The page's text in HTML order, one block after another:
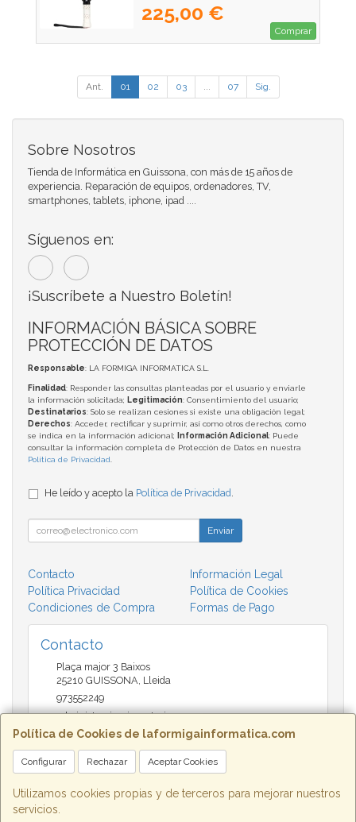
225,00 €
Comprar
Ant. 01 02 03 ... 07 Sig.
Política de Cookies de laformigainformatica.com
Configurar Rechazar Aceptar Cookies
Utilizamos cookies propias y de terceros para mejorar nuestros
servicios.
Sobre Nosotros
Tienda de Informática en Guissona, con más de 15 años de
experiencia. Reparación de equipos, ordenadores, TV,
smartphones, tablets, iphone, ipad ....
Síguenos en:
¡Suscríbete a Nuestro Boletín!
INFORMACIÓN BÁSICA SOBRE
PROTECCIÓN DE DATOS
Responsable: LA FORMIGA INFORMATICA S.L.
Finalidad: Responder las consultas planteadas por el usuario y enviarle
la información solicitada; Legitimación: Consentimiento del usuario;
Destinatarios: Solo se realizan cesiones si existe una obligación legal;
Derechos: Acceder, rectificar y suprimir, así como otros derechos, como
se indica en la información adicional;
Información Adicional: Puede
consultar la información completa de Protección de Datos en nuestra
Política de Privacidad.
He leído y acepto la Política de Privacidad.
Enviar
Contacto
Información Legal
Política Privacidad
Política de Cookies
Condiciones de Compra
Formas de Pago
Contacto
Plaça major 3 Baixos
25210 GUISSONA, Lleida
973552249
administracio@insectari.com
Horario
Matí de 9 a 13:30 - Tarda 17 a 20:30